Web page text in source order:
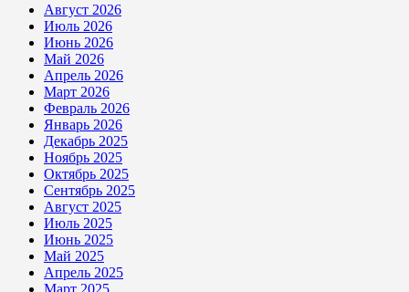
Август 2026
Июль 2026
Июнь 2026
Май 2026
Апрель 2026
Март 2026
Февраль 2026
Январь 2026
Декабрь 2025
Ноябрь 2025
Октябрь 2025
Сентябрь 2025
Август 2025
Июль 2025
Июнь 2025
Май 2025
Апрель 2025
Март 2025